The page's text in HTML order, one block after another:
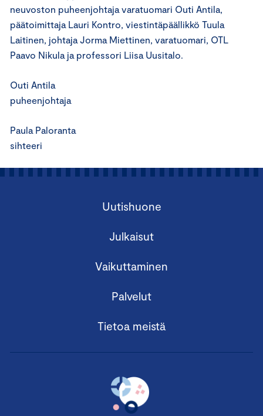
neuvoston puheenjohtaja varatuomari Outi Antila,
päätoimittaja Lauri Kontro, viestintäpäällikkö Tuula
Laitinen, johtaja Jorma Miettinen, varatuomari, OTL
Paavo Nikula ja professori Liisa Uusitalo.
Outi Antila
puheenjohtaja
Paula Paloranta
sihteeri
Uutishuone
Julkaisut
Vaikuttaminen
Palvelut
Tietoa meistä